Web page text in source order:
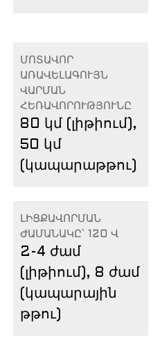
ՄՈՏԱՎՈՐ
ԱՌԱՎԵԼԱԳՈՒՅՆ
ՎԱՐՄԱՆ
ՀԵՌԱՎՈՐՈՒԹՅՈՒՆԸ
80 կմ (լիթիում),
50 կմ
(կապարաթթու)
ԼԻՑՔԱՎՈՐՄԱՆ
ԺԱՄԱՆԱԿԸ՝ 120 Վ
2-4 ժամ
(լիթիում), 8 ժամ
(կապարային
թթու)